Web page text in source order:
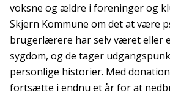
voksne og ældre i foreninger og
Skjern Kommune om det at være
brugerlærere har selv været eller
sygdom, og de tager
personlige historier. Med
fortsætte i endnu et år for at
Tilmeld nyhedsbrev
De seneste nyheder om TrygFondens
aktiviteter direkte i din indbakke.
Tilmeld